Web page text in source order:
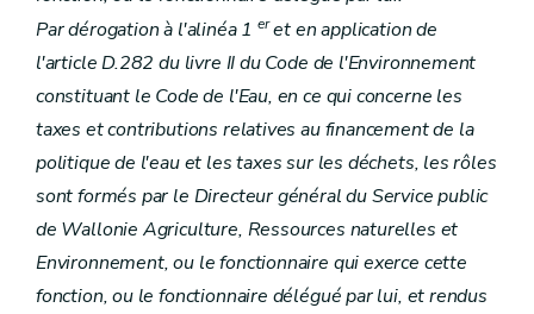
Par dérogation à l'alinéa 1 eret en application de
l'article D.282 du livre II du Code de l'Environnement
constituant le Code de l'Eau, en ce qui concerne les
taxes et contributions relatives au financement de la
politique de l'eau et les taxes sur les déchets, les rôles
sont formés par le Directeur général du Service public
de Wallonie Agriculture, Ressources naturelles et
Environnement, ou le fonctionnaire qui exerce cette
fonction, ou le fonctionnaire délégué par lui, et rendus